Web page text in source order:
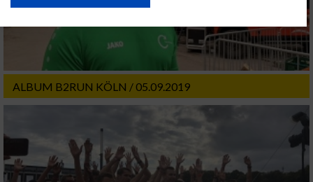
ALBUM B2RUN KÖLN / 05.09.2019
Website/App.
Partnerliste anzeigen (1 IAB-Anbieter)
Wir nutzen Ihre Daten für folgende Zwecke:
IAB-Verarbeitungszwecke:
Speichern von oder Zugriff auf Informationen
auf einem Endgerät
Verwendung reduzierter Daten zur Auswahl
von Werbeanzeigen